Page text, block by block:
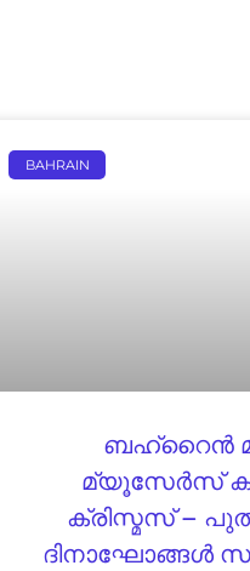
BAHRAIN
ബഹ്‌റൈൻ
മ്യൂസേർസ്
ക്രിസ്മസ് –
ദിനാഘോങ്ങൾ